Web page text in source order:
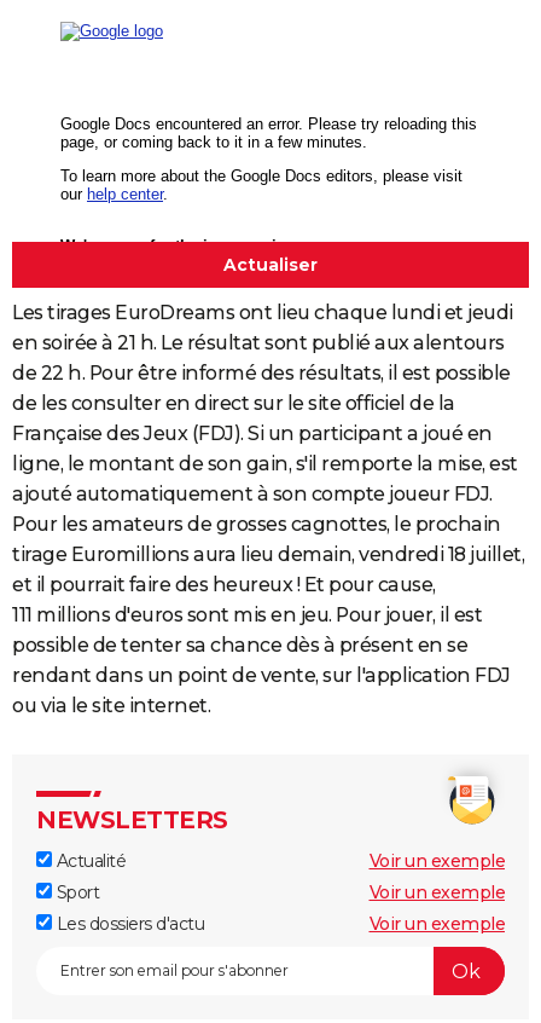
Les tirages EuroDreams ont lieu chaque lundi et jeudi
en soirée à 21 h. Le résultat sont publié aux alentours
de 22 h. Pour être informé des résultats, il est possible
de les consulter en direct sur le site officiel de la
Française des Jeux (FDJ). Si un participant a joué en
ligne, le montant de son gain, s'il remporte la mise, est
ajouté automatiquement à son compte joueur FDJ.
Pour les amateurs de grosses cagnottes, le prochain
tirage Euromillions aura lieu demain, vendredi 18 juillet,
et il pourrait faire des heureux ! Et pour cause,
111 millions d'euros sont mis en jeu. Pour jouer, il est
possible de tenter sa chance dès à présent en se
rendant dans un point de vente, sur l'application FDJ
ou via le site internet.
NEWSLETTERS
Actualité
Voir un exemple
Sport
Voir un exemple
Les dossiers d'actu
Voir un exemple